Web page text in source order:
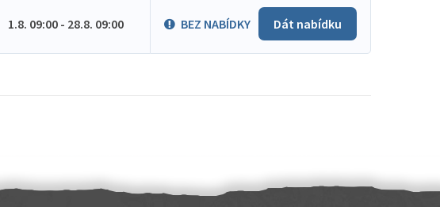
1.8. 09:00 - 28.8. 09:00 BEZ NABÍDKY Dát nabídku